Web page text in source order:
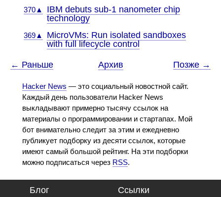
370▲
IBM debuts sub-1 nanometer chip
technology
369▲
MicroVMs: Run isolated sandboxes
with full lifecycle control
← Раньше Архив Позже →
Hacker News — это социальный новостной сайт.
Каждый день пользователи Hacker News
выкладывают примерно тысячу ссылок на
материалы о программировании и стартапах. Мой
бот внимательно следит за этим и ежедневно
публикует подборку из десяти ссылок, которые
имеют самый большой рейтинг. На эти подборки
можно подписаться через RSS.
Блог Ссылки